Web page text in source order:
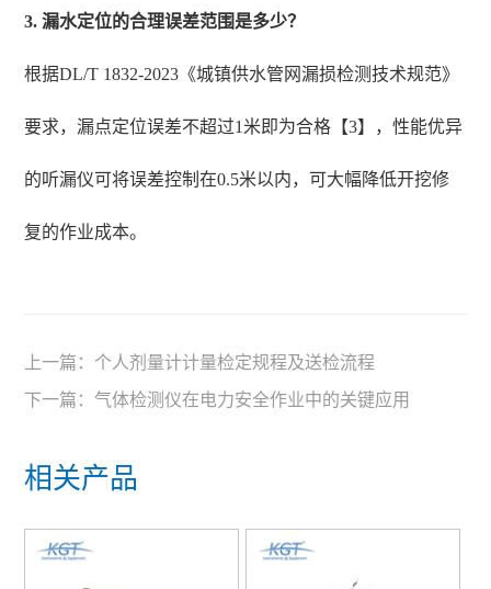
3. 漏水定位的合理误差范围是多少？
根据DL/T 1832-2023《城镇供水管网漏损检测技术规范》
要求，漏点定位误差不超过1米即为合格【3】，性能优异
的听漏仪可将误差控制在0.5米以内，可大幅降低开挖修
复的作业成本。
上一篇： 个人剂量计计量检定规程及送检流程
下一篇：气体检测仪在电力安全作业中的关键应用
相关产品